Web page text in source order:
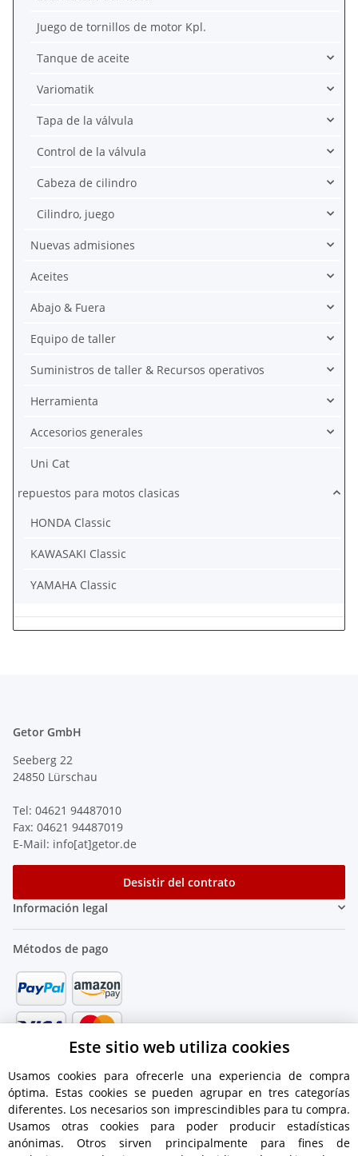
Juego de tornillos de motor Kpl.
Tanque de aceite
Variomatik
Tapa de la válvula
Control de la válvula
Cabeza de cilindro
Cilindro, juego
Nuevas admisiones
Aceites
Abajo & Fuera
Equipo de taller
Suministros de taller & Recursos operativos
Herramienta
Accesorios generales
Uni Cat
repuestos para motos clasicas
HONDA Classic
KAWASAKI Classic
YAMAHA Classic
Getor GmbH
Seeberg 22
24850 Lürschau
Tel: 04621 94487010
Fax: 04621 94487019
E-Mail: info[at]getor.de
Desistir del contrato
Información legal
Métodos de pago
Este sitio web utiliza cookies
Usamos cookies para ofrecerle una experiencia de compra
óptima. Estas cookies se pueden agrupar en tres categorías
diferentes. Los necesarios son imprescindibles para tu compra.
Usamos otras cookies para poder producir estadísticas
anónimas. Otros sirven principalmente para fines de